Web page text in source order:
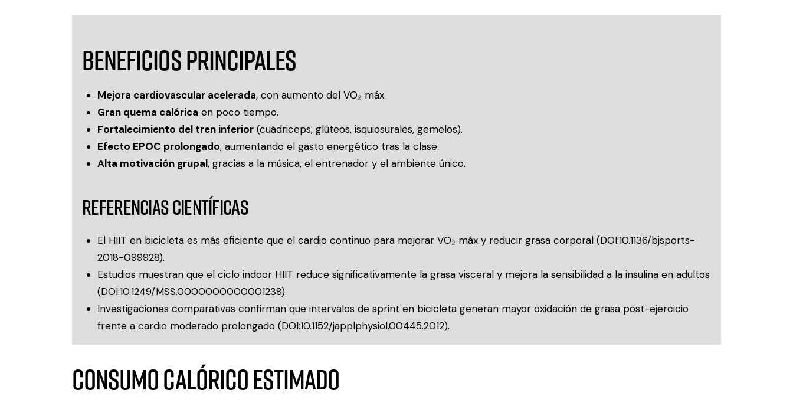
Beneficios principales
Mejora cardiovascular acelerada, con aumento del VO₂ máx.
Gran quema calórica en poco tiempo.
Fortalecimiento del tren inferior(cuádriceps, glúteos, isquiosurales, gemelos).
Efecto EPOC prolongado, aumentando el gasto energético tras la clase.
Alta motivación grupal, gracias a la música, el entrenador y el ambiente único.
Referencias científicas
El HIIT en bicicleta es más eficiente que el cardio continuo para mejorar VO₂ máx y reducir grasa corporal (DOI:10.1136/bjsports-
2018-099928).
Estudios muestran que el ciclo indoor HIIT reduce significativamente la grasa visceral y mejora la sensibilidad a la insulina en adultos
(DOI:10.1249/MSS.0000000000001238).
Investigaciones comparativas confirman que intervalos de sprint en bicicleta generan mayor oxidación de grasa post-ejercicio
frente a cardio moderado prolongado (DOI:10.1152/japplphysiol.00445.2012).
Consumo calórico estimado